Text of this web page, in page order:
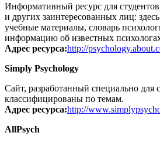
Информативный ресурс для
и других заинтересованных лиц:
учебные материалы, словарь
информацию об известных
Адрес ресурса:http://
Simply Psychology
Сайт, разработанный специально для
классифицированы по темам.
Адрес ресурса:http://
AllPsych